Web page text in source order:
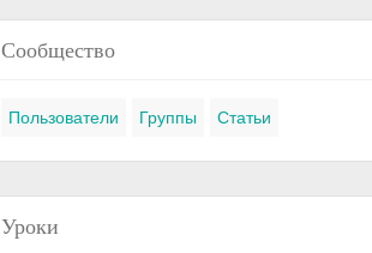
Сообщество
Пользователи Группы Статьи
Уроки